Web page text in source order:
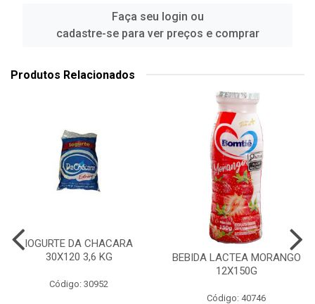
Faça seu login ou
cadastre-se para ver preços e comprar
Produtos Relacionados
IOGURTE DA CHACARA
30X120 3,6 KG
Código: 30952
BEBIDA LACTEA MORANGO
12X150G
Código: 40746